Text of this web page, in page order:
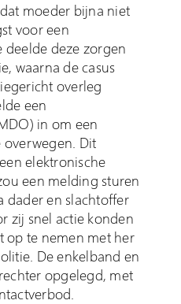
moeder bijna niet
voor een
deelde deze zorgen
waarna de casus
overleg
een
in om een
overwegen. Dit
elektronische
een melding sturen
dader en slachtoffer
zij snel actie konden
op te nemen met her
De enkelband en
opgelegd, met